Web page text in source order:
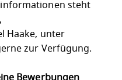
steht
Haake, unter
zur Verfügung.